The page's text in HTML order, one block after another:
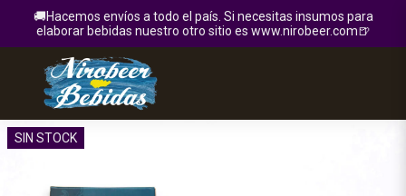
🚚Hacemos envíos a todo el país. Si necesitas insumos para
elaborar bebidas nuestro otro sitio es www.nirobeer.com🍺
SIN STOCK